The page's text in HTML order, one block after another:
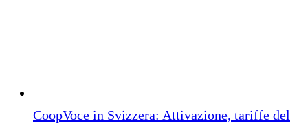
CoopVoce in Svizzera: Attivazione, tariffe del